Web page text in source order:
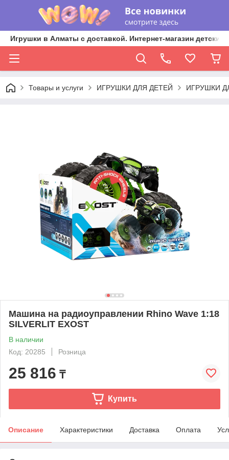
Игрушки в Алматы с доставкой. Интернет-магазин
Товары и услуги ИГРУШКИ ДЛЯ ДЕТЕЙ ИГРУШКИ
Машина на радиоуправлении Rhino Wave 1:18
SILVERLIT EXOST
В наличии
Код: 20285
Розница
25 816 ₸
Купить
Описание Характеристики Доставка Оплата